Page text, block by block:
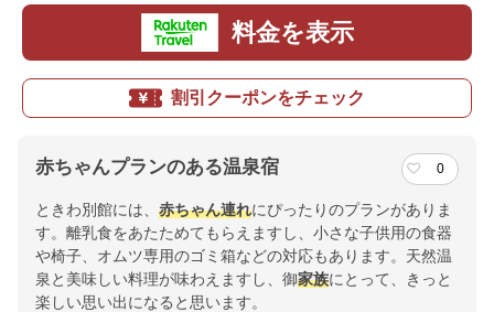
料金を表示
割引クーポンをチェック
赤ちゃんプランのある温泉宿 0
ときわ別館には、 赤ちゃん連れにぴったりのプランがありま
す。離乳食をあたためてもらえますし、小さな子供用の食器
や椅子、オムツ専用のゴミ箱などの対応もあります。天然温
泉と美味しい料理が味わえますし、御家族にとって、きっと
楽しい思い出になると思います。